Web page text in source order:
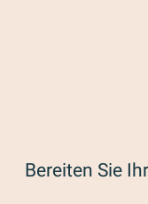
Bereiten Sie